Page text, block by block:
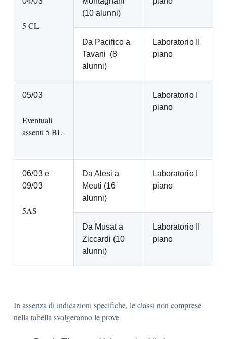
5 CL
(10 alunni)
Da Pacifico a
Tavani (8
alunni)
Laboratorio II
piano
05/03
Eventuali
assenti 5 BL
Laboratorio I
piano
06/03 e
09/03
5AS
Da Alesi a
Meuti (16
alunni)
Laboratorio I
piano
Da Musat a
Ziccardi (10
alunni)
Laboratorio II
piano
In assenza di indicazioni specifiche, le classi non comprese
nella tabella svolgeranno le prove